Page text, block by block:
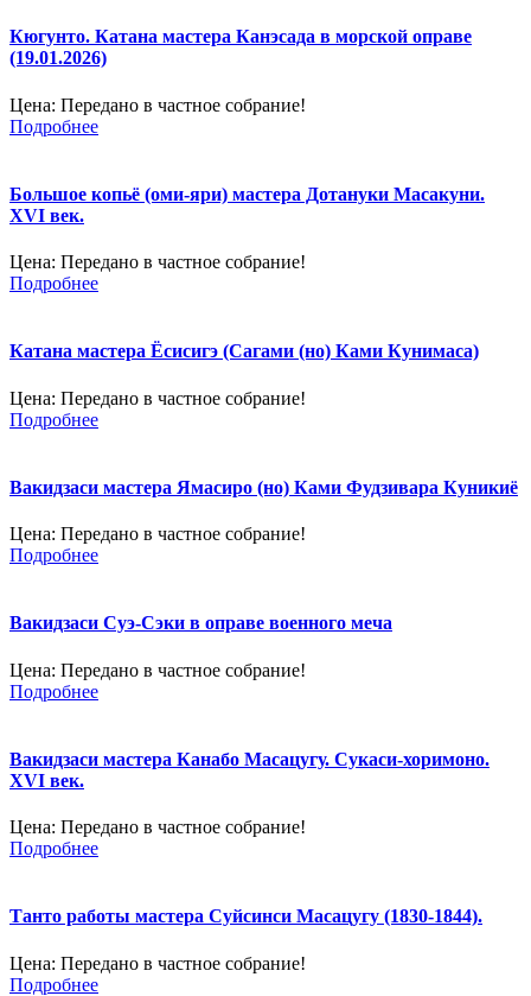
Кюгунто. Катана мастера Канэсада в морской оправе
(19.01.2026)
Цена: Передано в частное собрание!
Подробнее
Большое копьё (оми-яри) мастера Дотануки Масакуни.
XVI век.
Цена: Передано в частное собрание!
Подробнее
Катана мастера Ёсисигэ (Сагами (но) Ками Кунимаса)
Цена: Передано в частное собрание!
Подробнее
Вакидзаси мастера Ямасиро (но) Ками Фудзивара Куникиё
Цена: Передано в частное собрание!
Подробнее
Вакидзаси Суэ-Сэки в оправе военного меча
Цена: Передано в частное собрание!
Подробнее
Вакидзаси мастера Канабо Масацугу. Сукаси-хоримоно.
XVI век.
Цена: Передано в частное собрание!
Подробнее
Танто работы мастера Суйсинси Масацугу (1830-1844).
Цена: Передано в частное собрание!
Подробнее